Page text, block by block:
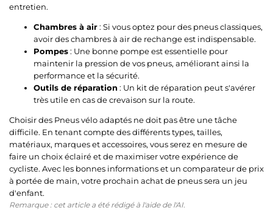
entretien.
Chambres à air: Si vous optez pour des pneus classiques,
avoir des chambres à air de rechange est indispensable.
Pompes: Une bonne pompe est essentielle pour
maintenir la pression de vos pneus, améliorant ainsi la
performance et la sécurité.
Outils de réparation: Un kit de réparation peut s'avérer
très utile en cas de crevaison sur la route.
Choisir des Pneus vélo adaptés ne doit pas être une tâche
difficile. En tenant compte des différents types, tailles,
matériaux, marques et accessoires, vous serez en mesure de
faire un choix éclairé et de maximiser votre expérience de
cycliste. Avec les bonnes informations et un comparateur de prix
à portée de main, votre prochain achat de pneus sera un jeu
d'enfant.
Remarque : cet article a été rédigé à l'aide de l'AI.